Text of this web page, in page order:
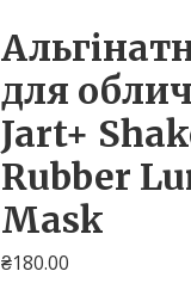
для
Jart+
Rubber
Mask
₴180.00